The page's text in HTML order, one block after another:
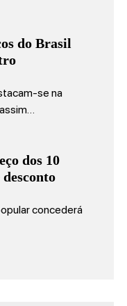
do Brasil
se na
dos 10
concederá